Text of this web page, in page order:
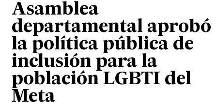
Asamblea
departamental aprobó
la política pública de
inclusión para la
población LGBTI del
Meta